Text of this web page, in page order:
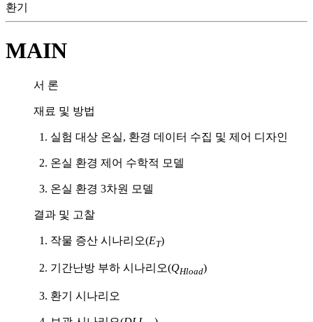
환기
MAIN
서 론
재료 및 방법
1. 실험 대상 온실, 환경 데이터 수집 및 제어 디자인
2. 온실 환경 제어 수학적 모델
3. 온실 환경 3차원 모델
결과 및 고찰
1. 작물 증산 시나리오(ET)
2. 기간난방 부하 시나리오(QHload)
3. 환기 시나리오